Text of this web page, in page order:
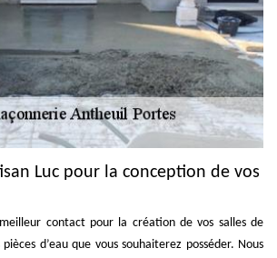
Luc pour la conception de vos
contact pour la création de vos salles de
d’eau que vous souhaiterez posséder. Nous